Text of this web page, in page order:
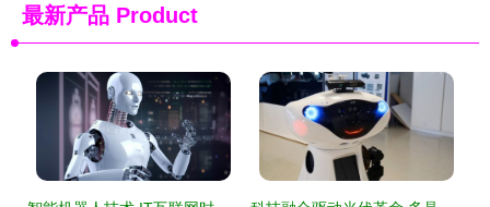
最新产品 Product